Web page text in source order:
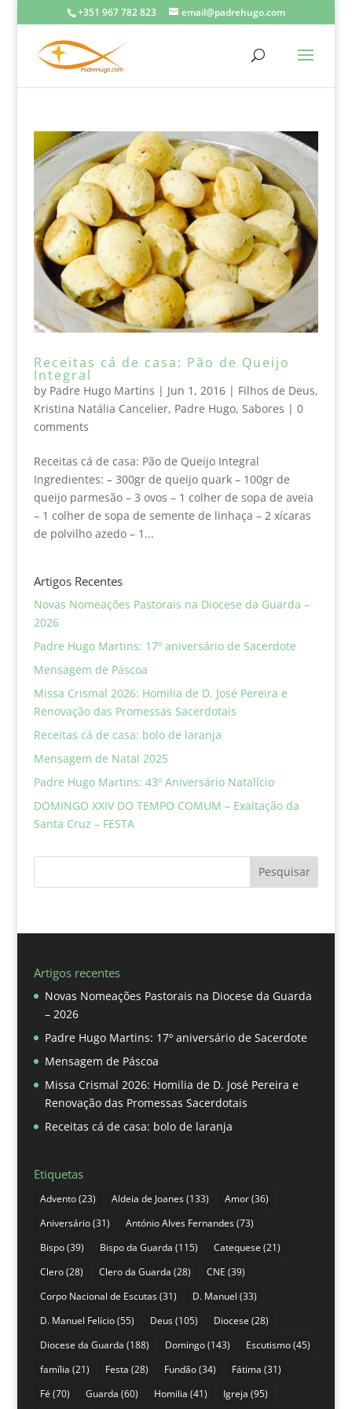
+351 967 782 823 email@padrehugo.com
Receitas cá de casa: Pão de Queijo
Integral
by Padre Hugo Martins | Jun 1, 2016| Filhos de Deus,
Kristina Natália Cancelier, Padre Hugo, Sabores | 0
comments
Receitas cá de casa: Pão de Queijo Integral
Ingredientes: – 300gr de queijo quark – 100gr de
queijo parmesão – 3 ovos – 1 colher de sopa de aveia
– 1 colher de sopa de semente de linhaça – 2 xícaras
de polvilho azedo – 1...
Artigos Recentes
Novas Nomeações Pastorais na Diocese da Guarda –
2026
Padre Hugo Martins: 17º aniversário de Sacerdote
Mensagem de Páscoa
Missa Crismal 2026: Homilia de D. José Pereira e
Renovação das Promessas Sacerdotais
Receitas cá de casa: bolo de laranja
Mensagem de Natal 2025
Padre Hugo Martins: 43º Aniversário Natalício
DOMINGO XXIV DO TEMPO COMUM – Exaltação da
Santa Cruz – FESTA
Pesquisar
Artigos recentes
Novas Nomeações Pastorais na Diocese da Guarda
– 2026
Padre Hugo Martins: 17º aniversário de Sacerdote
Mensagem de Páscoa
Missa Crismal 2026: Homilia de D. José Pereira e
Renovação das Promessas Sacerdotais
Receitas cá de casa: bolo de laranja
Etiquetas
Advento(23) Aldeia de Joanes(133) Amor(36)
Aniversário(31) António Alves Fernandes(73)
Bispo(39) Bispo da Guarda (115) Catequese (21)
Clero(28) Clero da Guarda (28) CNE (39)
Corpo Nacional de Escutas(31) D. Manuel (33)
D. Manuel Felício(55) Deus(105) Diocese (28)
Diocese da Guarda (188) Domingo(143) Escutismo(45)
família (21) Festa (28) Fundão(34) Fátima (31)
Fé (70) Guarda (60) Homilia (41) Igreja (95)